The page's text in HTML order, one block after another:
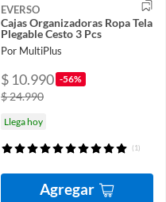
EVERSO
Cajas Organizadoras Ropa Tela
Plegable Cesto 3 Pcs
Por MultiPlus
$ 10.990 -56%
$ 24.990
Llega hoy
(1)
Agregar